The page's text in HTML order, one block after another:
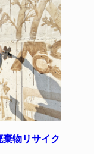
物リサイク